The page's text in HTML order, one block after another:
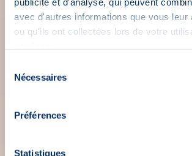
avec d'autres informations que vous leur
ou qu'ils ont collectées lors de votre
Nécessaires
Préférences
Statistiques